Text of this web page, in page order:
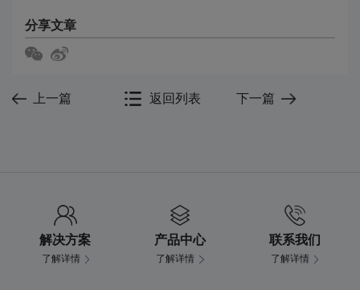
分享文章
上一篇 返回列表 下一篇
解决方案
了解详情
产品中心
了解详情
联系我们
了解详情